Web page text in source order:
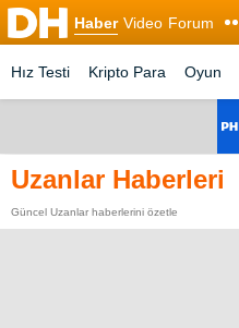
Haber Video Forum
Hız Testi Kripto Para Oyun
Uzanlar Haberleri
Güncel Uzanlar haberlerini özetle